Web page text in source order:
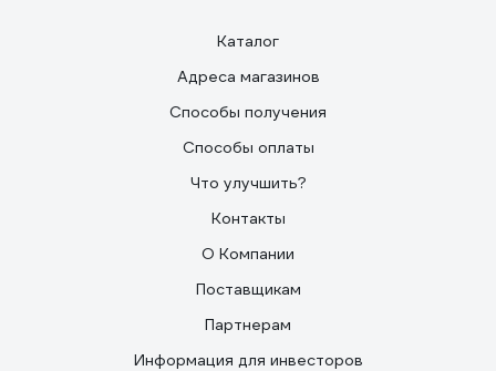
Каталог
Адреса магазинов
Способы получения
Способы оплаты
Что улучшить?
Контакты
О Компании
Поставщикам
Партнерам
Информация для инвесторов